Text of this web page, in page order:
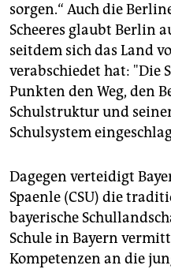
sorgen.“ Auch die
Scheeres glaubt Berlin
seitdem sich das Land
verabschiedet hat: "Die
Punkten den Weg, den
Schulstruktur und
Schulsystem
Dagegen verteidigt
Spaenle (CSU) die
bayerische
Schule in Bayern
Kompetenzen an die